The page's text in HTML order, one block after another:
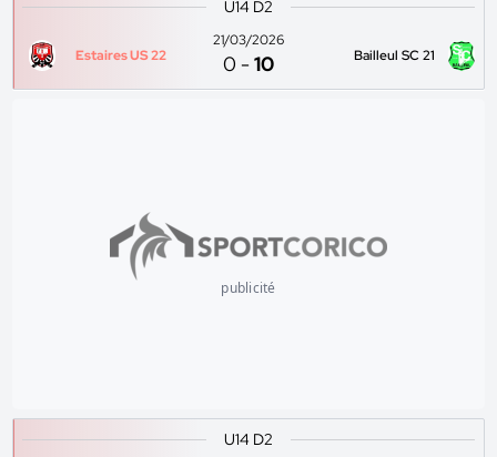
U14 D2
Estaires US 22
21/03/2026
0 -10 Bailleul SC 21
publicité
U14 D2